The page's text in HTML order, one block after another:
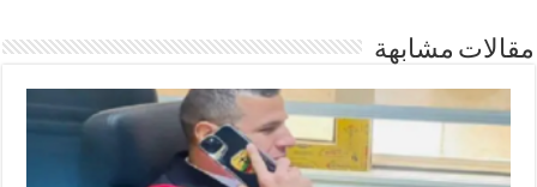
o
k
p
n
er
مقالات مشابهة